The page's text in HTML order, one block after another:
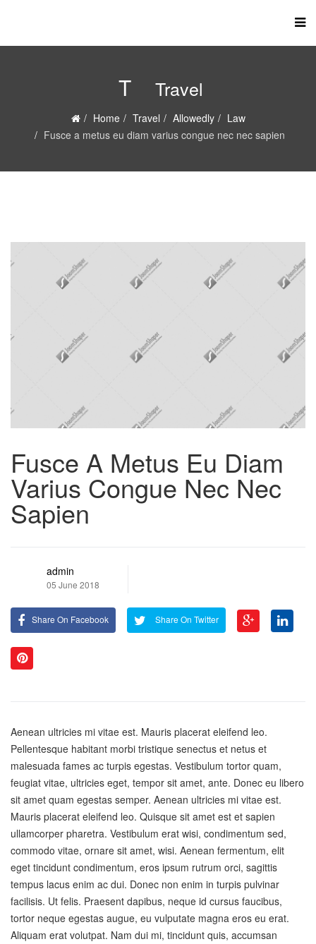
T Travel
Home Travel Allowedly
Law
Fusce a metus eu diam varius congue nec nec sapien
Fusce A Metus Eu Diam
Varius Congue Nec Nec
Sapien
admin
05 June 2018
Share On Facebook Share On Twitter
Aenean ultricies mi vitae est. Mauris placerat eleifend leo.
Pellentesque habitant morbi tristique senectus et netus et
malesuada fames ac turpis egestas. Vestibulum tortor quam,
feugiat vitae, ultricies eget, tempor sit amet, ante. Donec eu libero
sit amet quam egestas semper. Aenean ultricies mi vitae est.
Mauris placerat eleifend leo. Quisque sit amet est et sapien
ullamcorper pharetra. Vestibulum erat wisi, condimentum sed,
commodo vitae, ornare sit amet, wisi. Aenean fermentum, elit
eget tincidunt condimentum, eros ipsum rutrum orci, sagittis
tempus lacus enim ac dui. Donec non enim in turpis pulvinar
facilisis. Ut felis. Praesent dapibus, neque id cursus faucibus,
tortor neque egestas augue, eu vulputate magna eros eu erat.
Aliquam erat volutpat. Nam dui mi, tincidunt quis, accumsan